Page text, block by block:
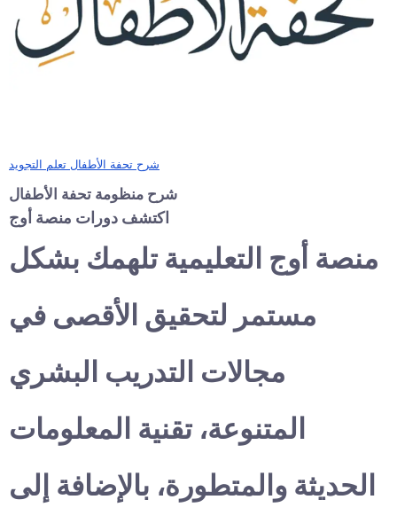
شرح تحفة الأطفال تعلم التجويد
شرح منظومة تحفة الأطفال
اكتشف دورات منصة أوج
منصة أوج التعليمية تلهمك بشكل
مستمر لتحقيق الأقصى في
مجالات التدريب البشري
المتنوعة، تقنية المعلومات
الحديثة والمتطورة، بالإضافة إلى